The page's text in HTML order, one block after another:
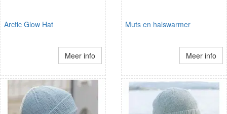
Arctic Glow Hat
Meer info
Muts en halswarmer
Meer info